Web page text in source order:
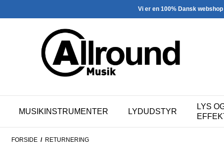
Vi er en 100% Dansk webshop
MUSIKINSTRUMENTER LYDUDSTYR
LYS
FORSIDE / RETURNERING